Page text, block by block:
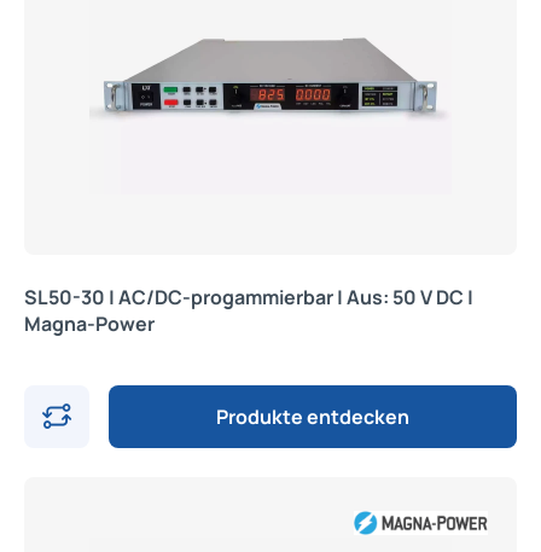
SL50-30 | AC/DC-progammierbar | Aus: 50 V DC |
Magna-Power
Produkte entdecken